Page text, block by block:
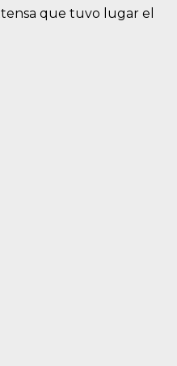
que tuvo lugar el